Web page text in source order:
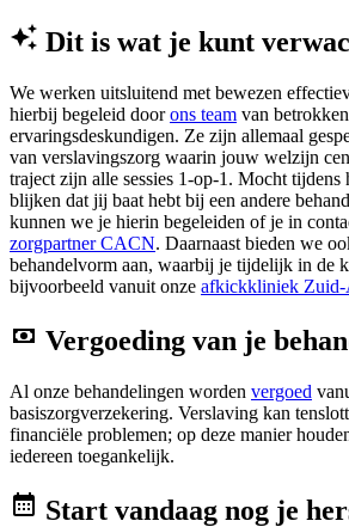
Dit is wat je kunt
We werken uitsluitend met bewezen
hierbij begeleid doorons team van
ervaringsdeskundigen. Ze zijn allemaal
van verslavingszorg waarin jouw welzijn
traject zijn alle sessies 1-op-1. Mocht tijdens
blijken dat jij baat hebt bij een andere
kunnen we je hierin begeleiden of je in
zorgpartner CACN. Daarnaast bieden we
behandelvorm aan, waarbij je tijdelijk in de
bijvoorbeeld vanuit onze afkickkliniek
Vergoeding van je
Al onze behandelingen worden vergoed
basiszorgverzekering. Verslaving kan
financiële problemen; op deze manier
iedereen toegankelijk.
Start vandaag nog je